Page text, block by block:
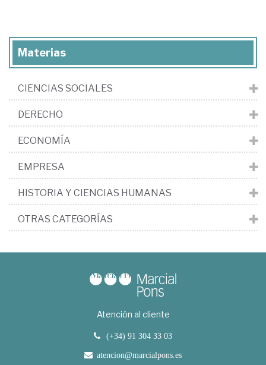
Materias
CIENCIAS SOCIALES
DERECHO
ECONOMÍA
EMPRESA
HISTORIA Y CIENCIAS HUMANAS
OTRAS CATEGORÍAS
Atención al cliente
(+34) 91 304 33 03
atencion@marcialpons.es